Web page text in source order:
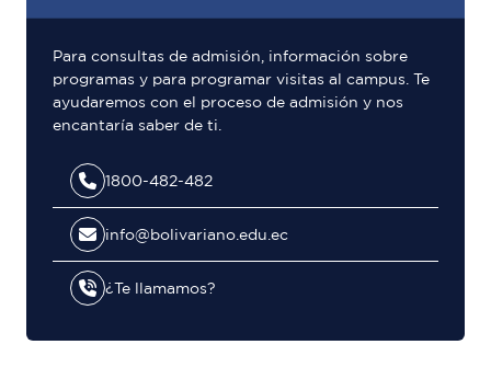
Para consultas de admisión, información sobre
programas y para programar visitas al campus. Te
ayudaremos con el proceso de admisión y nos
encantaría saber de ti.
1800-482-482
info@bolivariano.edu.ec
¿Te llamamos?